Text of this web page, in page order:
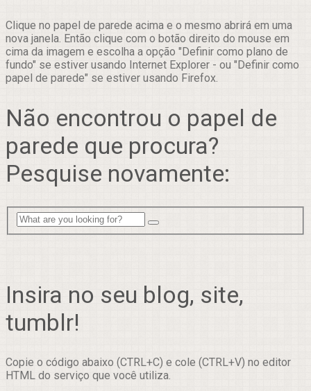
Clique no papel de parede acima e o mesmo abrirá em uma
nova janela. Então clique com o botão direito do mouse em
cima da imagem e escolha a opção "Definir como plano de
fundo" se estiver usando Internet Explorer - ou "Definir como
papel de parede" se estiver usando Firefox.
Não encontrou o papel de
parede que procura?
Pesquise novamente:
Insira no seu blog, site,
tumblr!
Copie o código abaixo (CTRL+C) e cole (CTRL+V) no editor
HTML do serviço que você utiliza.